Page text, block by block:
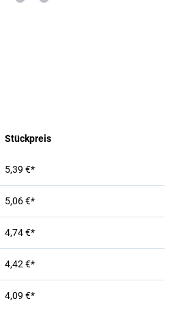
Stückpreis
5,39 €*
5,06 €*
4,74 €*
4,42 €*
4,09 €*